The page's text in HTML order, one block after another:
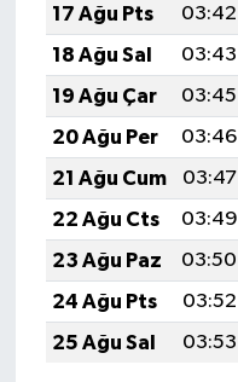
17 Ağu Pts
03:42
18 Ağu Sal
03:43
19 Ağu Çar
03:45
20 Ağu Per
03:46
21 Ağu Cum
03:47
22 Ağu Cts
03:49
23 Ağu Paz
03:50
24 Ağu Pts
03:52
25 Ağu Sal
03:53